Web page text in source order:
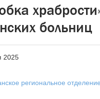
больниц
2025
региональное